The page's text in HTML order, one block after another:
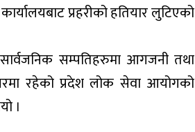
प्रहरीको हतियार लुटिएको
सम्पतिहरुमा आगजनी तथा
रहेको प्रदेश लोक सेवा आयोगको
।